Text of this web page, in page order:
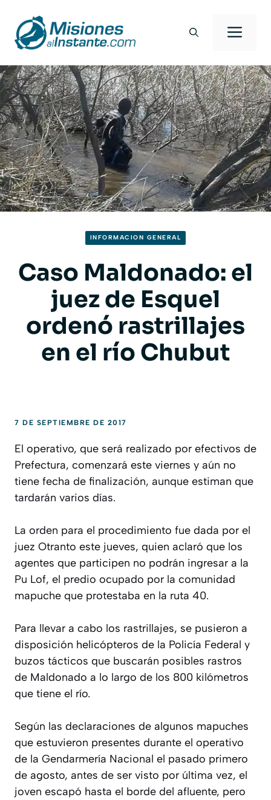
contenido
INFORMACION GENERAL
Caso Maldonado: el
juez de Esquel
ordenó rastrillajes
en el río Chubut
7 DE SEPTIEMBRE DE 2017
El operativo, que será realizado por efectivos de
Prefectura, comenzará este viernes y aún no
tiene fecha de finalización, aunque estiman que
tardarán varios días.
La orden para el procedimiento fue dada por el
juez Otranto este jueves, quien aclaró que los
agentes que participen no podrán ingresar a la
Pu Lof, el predio ocupado por la comunidad
mapuche que protestaba en la ruta 40.
Para llevar a cabo los rastrillajes, se pusieron a
disposición helicópteros de la Policía Federal y
buzos tácticos que buscarán posibles rastros
de Maldonado a lo largo de los 800 kilómetros
que tiene el río.
Según las declaraciones de algunos mapuches
que estuvieron presentes durante el operativo
de la Gendarmería Nacional el pasado primero
de agosto, antes de ser visto por última vez, el
joven escapó hasta el borde del afluente, pero